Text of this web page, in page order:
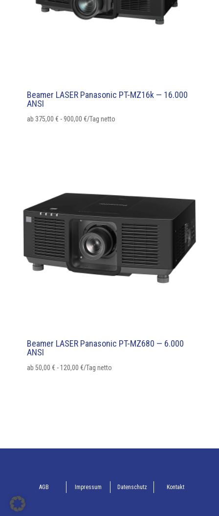
Beamer LASER Panasonic PT-MZ16k — 16.000
ANSI
ab 375,00 €-900,00 €/Tag netto
Beamer LASER Panasonic PT-MZ680 — 6.000
ANSI
ab 50,00 €- 120,00 €/Tag netto
AGB Impressum Datenschutz Kontakt